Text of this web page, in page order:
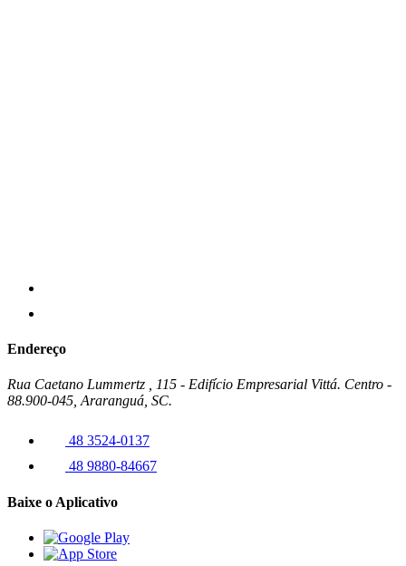
Endereço
Rua Caetano Lummertz , 115 - Edifício Empresarial Vittá. Centro -
88.900-045, Araranguá, SC.
48 3524-0137
48 9880-84667
Baixe o Aplicativo